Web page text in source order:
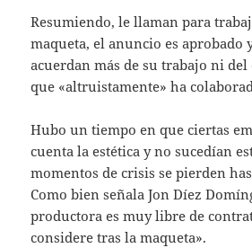
Resumiendo, le llaman para
maqueta, el anuncio es aprobado
acuerdan más de su trabajo ni del
que «altruistamente» ha
Hubo un tiempo en que ciertas
cuenta la estética y no sucedían
momentos de crisis se pierden
Como bien señala Jon Díez
productora es muy libre de
considere tras la maqueta».